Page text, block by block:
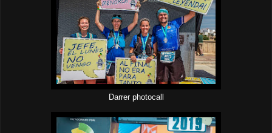
Darrer photocall